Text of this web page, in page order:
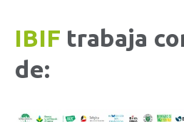
IBIF trabaja
de: